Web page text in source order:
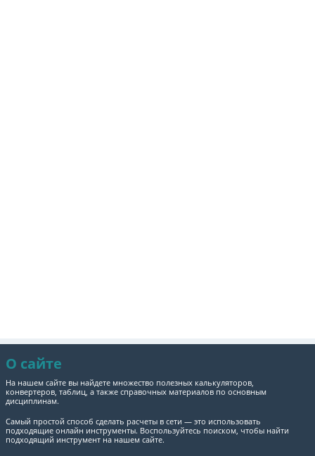
О сайте
На нашем сайте вы найдете множество полезных калькуляторов,
конвертеров, таблиц, а также справочных материалов по основным
дисциплинам.
Самый простой способ сделать расчеты в сети — это использовать
подходящие онлайн инструменты. Воспользуйтесь поиском, чтобы найти
подходящий инструмент на нашем сайте.